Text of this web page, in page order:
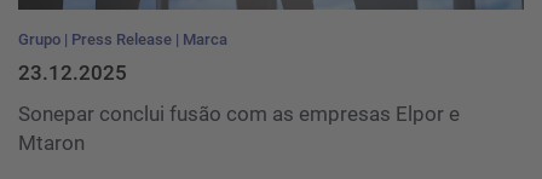
Grupo Press Release Marca
23.12.2025
Sonepar conclui fusão com as empresas Elpor e
Mtaron